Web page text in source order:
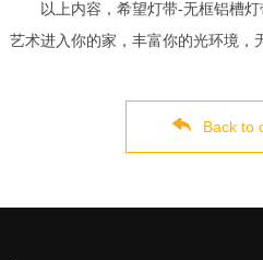
以上内容，希望灯带-无框铝槽灯
艺术进入你的家，丰富你的光环境，
Back to